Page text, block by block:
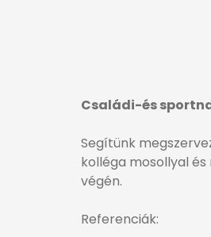
Családi-és
Segítünk
kolléga mosollyal
végén.
Referenciák: